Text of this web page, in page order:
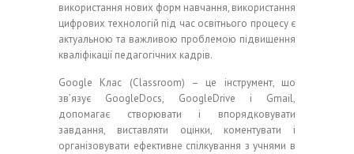
використання нових форм навчання, використання
цифрових технологій під час освітнього процесу є
актуальною та важливою проблемою підвищення
кваліфікації педагогічних кадрів.
Google Клас (Classroom) – це інструмент, що
зв’язує GoogleDocs, GoogleDrive і Gmail,
допомагає створювати і впорядковувати
завдання, виставляти оцінки, коментувати і
організовувати ефективне спілкування з учнями в